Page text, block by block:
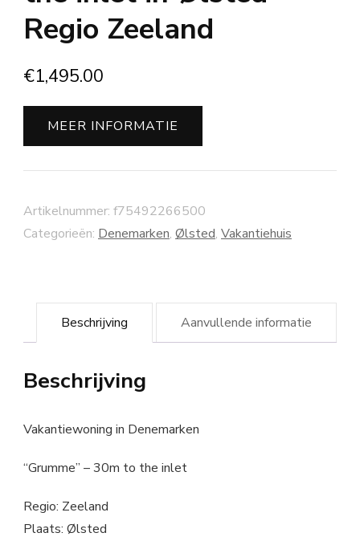
Regio Zeeland
€1,495.00
MEER INFORMATIE
Artikelnummer: f75492266500
Categorieën: Denemarken, Ølsted, Vakantiehuis
Beschrijving Aanvullende informatie
Beschrijving
Vakantiewoning in Denemarken
“Grumme” – 30m to the inlet
Regio: Zeeland
Plaats: Ølsted